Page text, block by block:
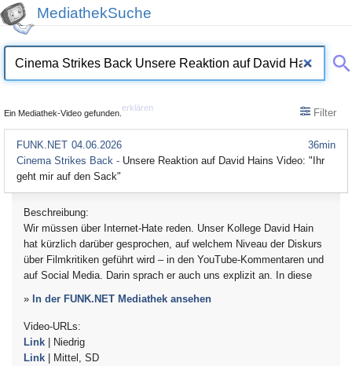
MediathekSuche
Ein Mediathek-Video gefunden.
erklären Filter
36min
FUNK.NET 04.06.2026
Cinema Strikes Back - Unsere Reaktion auf David Hains Video: "Ihr
geht mir auf den Sack"
Beschreibung:
Wir müssen über Internet-Hate reden. Unser Kollege David Hain
hat kürzlich darüber gesprochen, auf welchem Niveau der Diskurs
über Filmkritiken geführt wird – in den YouTube-Kommentaren und
auf Social Media. Darin sprach er auch uns explizit an. In diese
» In der FUNK.NET Mediathek ansehen
Video-URLs:
Link | Niedrig
Link | Mittel, SD